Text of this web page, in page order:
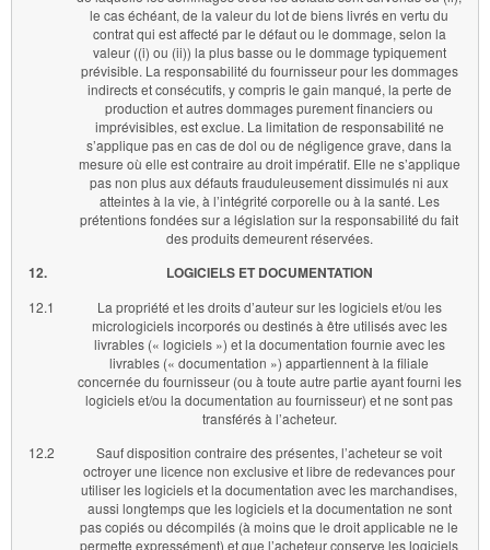
le cas échéant, de la valeur du lot de biens livrés en vertu du
contrat qui est affecté par le défaut ou le dommage, selon la
valeur ((i) ou (ii)) la plus basse ou le dommage typiquement
prévisible. La responsabilité du fournisseur pour les dommages
indirects et consécutifs, y compris le gain manqué, la perte de
production et autres dommages purement financiers ou
imprévisibles, est exclue. La limitation de responsabilité ne
s’applique pas en cas de dol ou de négligence grave, dans la
mesure où elle est contraire au droit impératif. Elle ne s’applique
pas non plus aux défauts frauduleusement dissimulés ni aux
atteintes à la vie, à l’intégrité corporelle ou à la santé. Les
prétentions fondées sur a législation sur la responsabilité du fait
des produits demeurent réservées.
12. LOGICIELS ET DOCUMENTATION
12.1
La propriété et les droits d’auteur sur les logiciels et/ou les
micrologiciels incorporés ou destinés à être utilisés avec les
livrables (« logiciels ») et la documentation fournie avec les
livrables (« documentation ») appartiennent à la filiale
concernée du fournisseur (ou à toute autre partie ayant fourni les
logiciels et/ou la documentation au fournisseur) et ne sont pas
transférés à l’acheteur.
12.2
Sauf disposition contraire des présentes, l’acheteur se voit
octroyer une licence non exclusive et libre de redevances pour
utiliser les logiciels et la documentation avec les marchandises,
aussi longtemps que les logiciels et la documentation ne sont
pas copiés ou décompilés (à moins que le droit applicable ne le
permette expressément) et que l’acheteur conserve les logiciels